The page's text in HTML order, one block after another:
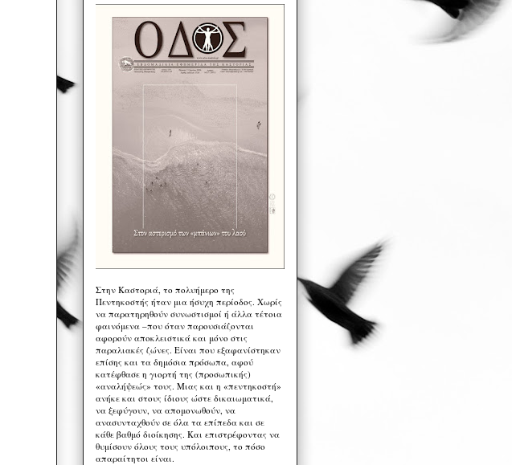
Στην Καστοριά, το πολυήμερο της
Πεντηκοστής ήταν μια ήσυχη περίοδος. Χωρίς
να παρατηρηθούν συνωστισμοί ή άλλα τέτοια
φαινόμενα –που όταν παρουσιάζονται
αφορούν αποκλειστικά και μόνο στις
παραλιακές ζώνες. Είναι που εξαφανίστηκαν
επίσης και τα δημόσια πρόσωπα, αφού
κατέφθασε η γιορτή της (προσωπικής)
«αναλήψεώς» τους. Μιας και η «πεντηκοστή»
ανήκε και στους ίδιους ώστε δικαιωματικά,
να ξεφύγουν, να απομονωθούν, να
ανασυνταχθούν σε όλα τα επίπεδα και σε
κάθε βαθμό διοίκησης. Και επιστρέφοντας να
θυμίσουν όλους τους υπόλοιπους, το πόσο
απαραίτητοι είναι.